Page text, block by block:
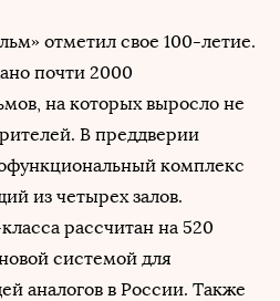
отметил свое 100-летие.
почти 2000
на которых выросло не
В преддверии
комплекс
из четырех залов.
рассчитан на 520
системой для
аналогов в России. Также